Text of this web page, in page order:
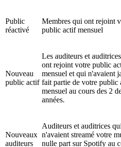
Public
réactivé
Membres qui ont rejoint
public actif mensuel
Nouveau
public actif
Les auditeurs et
ont rejoint votre public
mensuel et qui n'avaient
fait partie de votre public
mensuel au cours des 2
années.
Nouveaux
auditeurs
Auditeurs et auditrices qui
n'avaient streamé votre
nulle part sur Spotify au